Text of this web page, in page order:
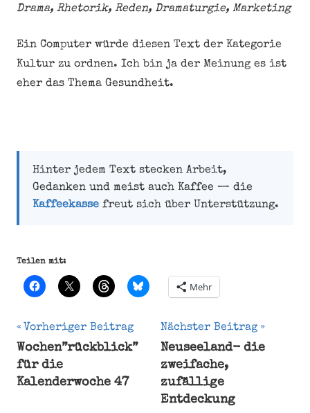
Drama, Rhetorik, Reden, Dramaturgie, Marketing
Ein Computer würde diesen Text der Kategorie
Kultur zu ordnen. Ich bin ja der Meinung es ist
eher das Thema Gesundheit.
Hinter jedem Text stecken Arbeit,
Gedanken und meist auch Kaffee — die
Kaffeekassefreut sich über Unterstützung.
Teilen mit:
Mehr
Geräusche
Musik
Radio
Beitragsnavigation
Vorheriger Beitrag
Wochen”rückblick”
für die
Kalenderwoche 47
Nächster Beitrag
Neuseeland- die
zweifache,
zufällige
Entdeckung